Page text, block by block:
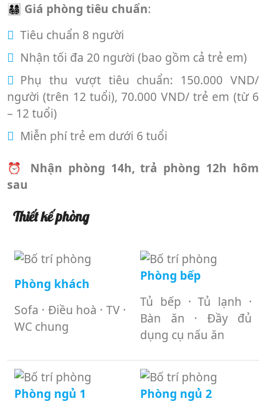
👨‍👩‍👧‍👦 Giá phòng tiêu chuẩn:
Tiêu chuẩn 8 người
Nhận tối đa 20 người (bao gồm cả trẻ em)
Phụ thu vượt tiêu chuẩn: 150.000 VND/
người (trên 12 tuổi), 70.000 VND/ trẻ em (từ 6
– 12 tuổi)
Miễn phí trẻ em dưới 6 tuổi
⏰ Nhận phòng 14h, trả phòng 12h hôm
sau
Thiết kế phòng
Phòng khách
Sofa · Điều hoà · TV ·
WC chung
Phòng bếp
Tủ bếp · Tủ lạnh ·
Bàn ăn · Đầy đủ
dụng cụ nấu ăn
Phòng ngủ 1
Phòng ngủ 2